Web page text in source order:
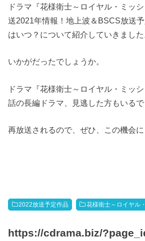
ドラマ『花様衛士～ロイヤル・ミッ
送2021年情報！地上波＆BSCS放送
はいつ？について紹介していきました
いかがだったでしょうか。
ドラマ『花様衛士～ロイヤル・ミッ
話の長編ドラマ、見逃した方もいるで
再放送されるので、ぜひ、この機会に
2022放送予定作品 花様衛士～ロイヤル
https://cdrama.biz/